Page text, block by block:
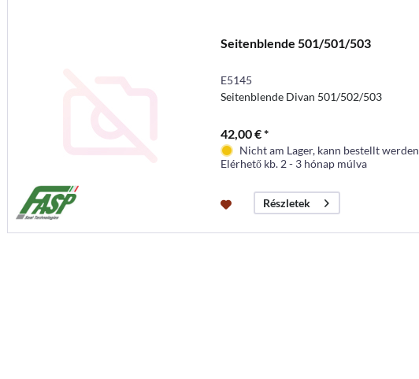
Seitenblende 501/501/503
E5145
Seitenblende Divan 501/502/503
42,00 € *
Nicht am Lager, kann bestellt werden
Elérhető kb. 2 - 3 hónap múlva
Részletek